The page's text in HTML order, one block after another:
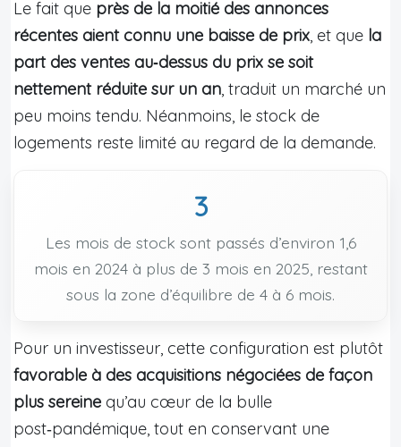
Le fait que près de la moitié des annonces
récentes aient connu une baisse de prix, et que la
part des ventes au‑dessus du prix se soit
nettement réduite sur un an, traduit un marché un
peu moins tendu. Néanmoins, le stock de
logements reste limité au regard de la demande.
3
Les mois de stock sont passés d’environ 1,6
mois en 2024 à plus de 3 mois en 2025, restant
sous la zone d’équilibre de 4 à 6 mois.
Pour un investisseur, cette configuration est plutôt
favorable à des acquisitions négociées de façon
plus sereine qu’au cœur de la bulle
post‑pandémique, tout en conservant une